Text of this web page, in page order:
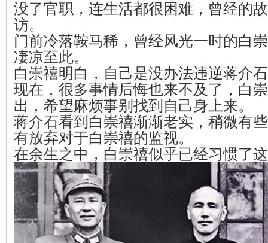
没了官职，连生活都很困难，曾经的
访。
门前冷落鞍马稀，曾经风光一时的白
凄凉至此。
白崇禧明白，自己是没办法违逆蒋介
现在，很多事情后悔也来不及了，白
出，希望麻烦事别找到自己身上来。
蒋介石看到白崇禧渐渐老实，稍微有
有放弃对于白崇禧的监视。
在余生之中，白崇禧似乎已经习惯了